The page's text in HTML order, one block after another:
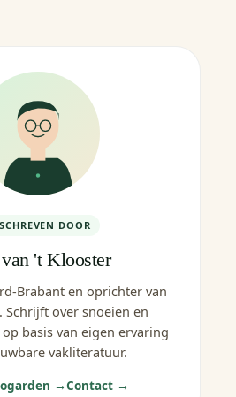
DOOR
't Klooster
Brabant en oprichter van
Schrijft over snoeien en
basis van eigen ervaring
vakliteratuur.
→Contact →